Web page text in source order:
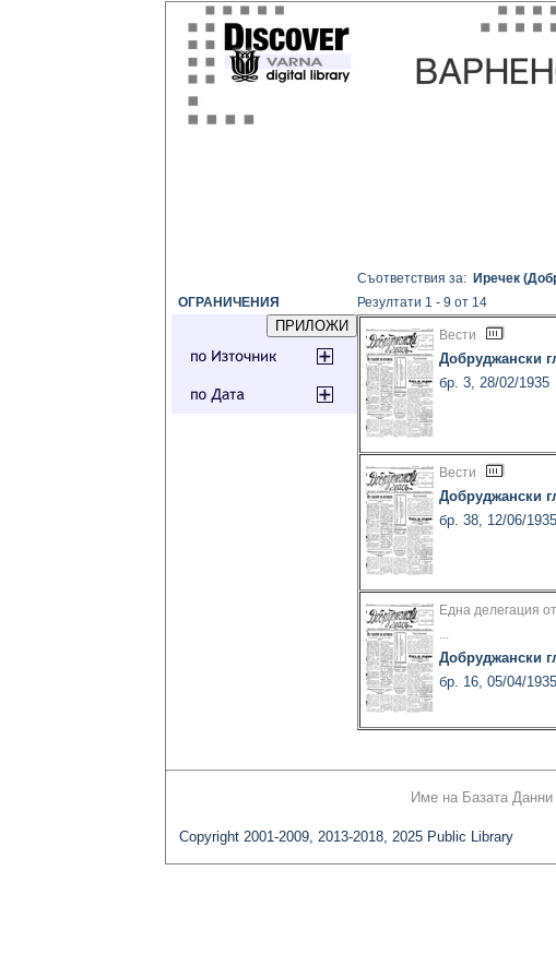
ОГРАНИЧЕНИЯ
Съответствия за: Иречек
Резултати 1 - 9 от 14
Вести
Добруджански
бр. 3, 28/02/1935
Вести
Добруджански
бр. 38, 12/06/1935
Една делегация
...
Добруджански
бр. 16, 05/04/1935
Име на Базата Данни
Copyright 2001-2009, 2013-2018, 2025 Public Library